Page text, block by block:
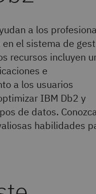
a los
el sistema de
recursos incluyen
e
a los usuarios
IBM Db2 y
de datos.
habilidades